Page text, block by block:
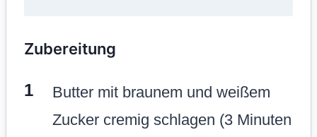
Zubereitung
Butter mit braunem und weißem
Zucker cremig schlagen (3 Minuten